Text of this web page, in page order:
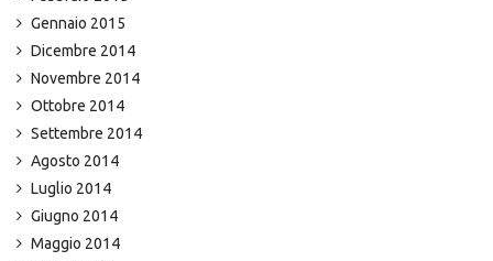
Gennaio 2015
Dicembre 2014
Novembre 2014
Ottobre 2014
Settembre 2014
Agosto 2014
Luglio 2014
Giugno 2014
Maggio 2014